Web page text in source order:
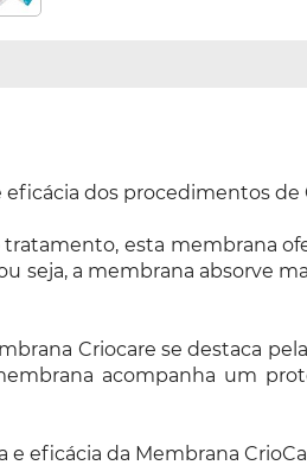
dos procedimentos de
esta membrana
seja, a membrana absorve
Criocare se destaca
acompanha um
eficácia da Membrana